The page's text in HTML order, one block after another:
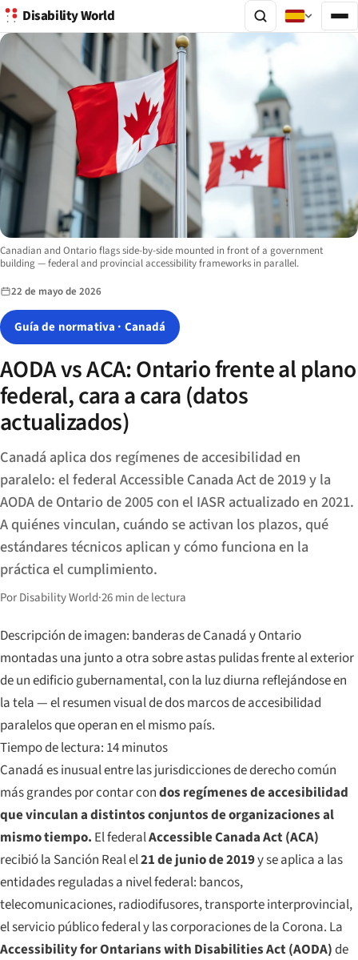
Disability World
Image description:
Canadian and Ontario flags side-by-side mounted in front of a government
building — federal and provincial accessibility frameworks in parallel.
22 de mayo de 2026
Guía de normativa · Canadá
AODA vs ACA: Ontario frente al plano
federal, cara a cara (datos
actualizados)
Canadá aplica dos regímenes de accesibilidad en
paralelo: el federal Accessible Canada Act de 2019 y la
AODA de Ontario de 2005 con el IASR actualizado en 2021.
A quiénes vinculan, cuándo se activan los plazos, qué
estándares técnicos aplican y cómo funciona en la
práctica el cumplimiento.
Por Disability World·26 min de lectura
Descripción de imagen: banderas de Canadá y Ontario
montadas una junto a otra sobre astas pulidas frente al exterior
de un edificio gubernamental, con la luz diurna reflejándose en
la tela — el resumen visual de dos marcos de accesibilidad
paralelos que operan en el mismo país.
Tiempo de lectura: 14 minutos
Canadá es inusual entre las jurisdicciones de derecho común
más grandes por contar condos regímenes de accesibilidad
que vinculan a distintos conjuntos de organizaciones al
mismo tiempo. El federalAccessible Canada Act (ACA)
recibió la Sanción Real el21 de junio de 2019y se aplica a las
entidades reguladas a nivel federal: bancos,
telecomunicaciones, radiodifusores, transporte interprovincial,
el servicio público federal y las corporaciones de la Corona. La
Accessibility for Ontarians with Disabilities Act (AODA)de